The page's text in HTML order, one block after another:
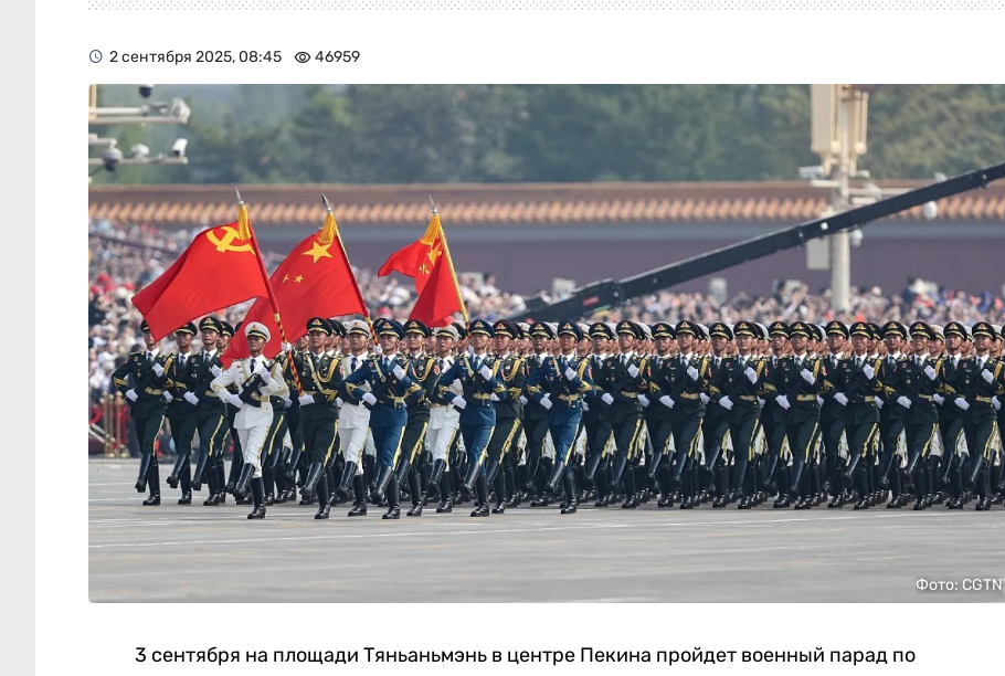
2 сентября 2025, 08:45 46959
Фото: CGTN
3 сентября на площади Тяньаньмэнь в центре Пекина пройдет военный парад по